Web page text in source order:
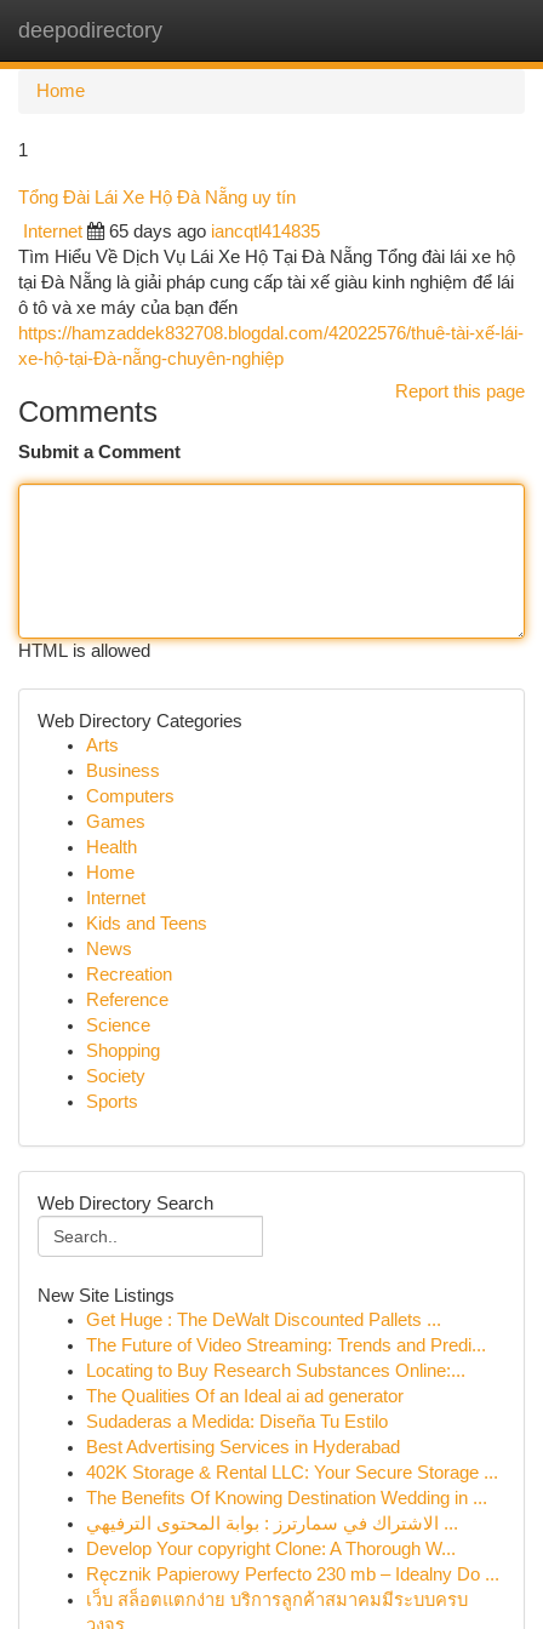
deepodirectory
Home
1
Tổng Đài Lái Xe Hộ Đà Nẵng uy tín
Internet 65 days ago iancqtl414835
Tìm Hiểu Về Dịch Vụ Lái Xe Hộ Tại Đà Nẵng Tổng đài lái xe hộ
tại Đà Nẵng là giải pháp cung cấp tài xế giàu kinh nghiệm để lái
ô tô và xe máy của bạn đến
https://hamzaddek832708.blogdal.com/42022576/thuê-tài-xế-lái-
xe-hộ-tại-Đà-nẵng-chuyên-nghiệp
Report this page
Comments
Submit a Comment
HTML is allowed
Web Directory Categories
Arts
Business
Computers
Games
Health
Home
Internet
Kids and Teens
News
Recreation
Reference
Science
Shopping
Society
Sports
Web Directory Search
New Site Listings
Get Huge : The DeWalt Discounted Pallets ...
The Future of Video Streaming: Trends and Predi...
Locating to Buy Research Substances Online:...
The Qualities Of an Ideal ai ad generator
Sudaderas a Medida: Diseña Tu Estilo
Best Advertising Services in Hyderabad
402K Storage & Rental LLC: Your Secure Storage ...
The Benefits Of Knowing Destination Wedding in ...
الاشتراك في سمارترز : بوابة المحتوى الترفيهي ...
Develop Your copyright Clone: A Thorough W...
Ręcznik Papierowy Perfecto 230 mb – Idealny Do ...
เว็บ สล็อตแตกง่าย บริการลูกค้าสมาคมมีระบบครบ